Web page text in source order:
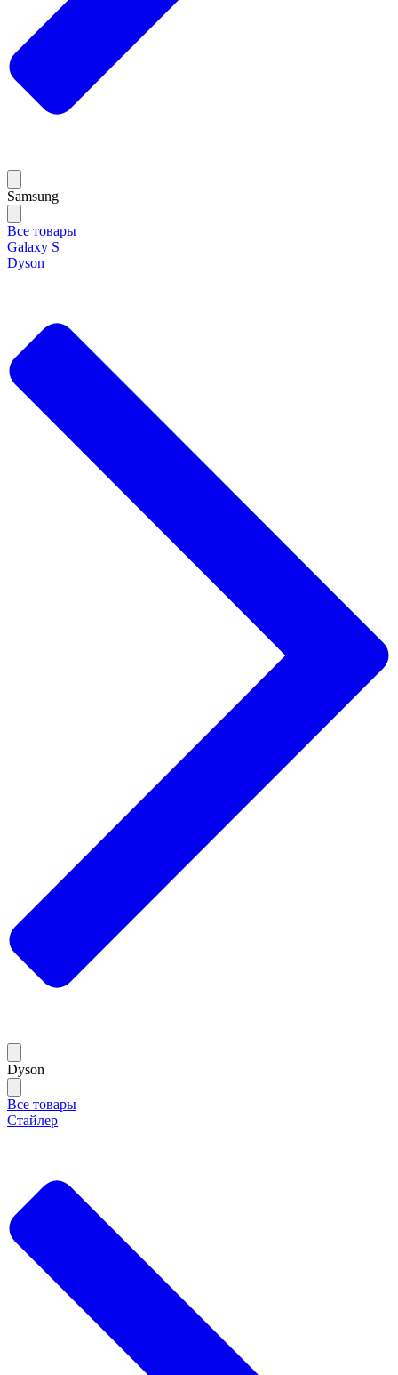
Samsung
Все товары
Galaxy S
Dyson
Dyson
Все товары
Стайлер